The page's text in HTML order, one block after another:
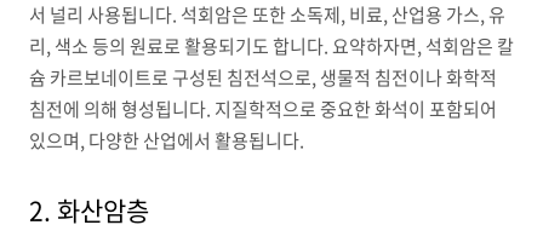
서 널리 사용됩니다. 석회암은 또한 소독제, 비료, 산업용 가스, 유
리, 색소 등의 원료로 활용되기도 합니다. 요약하자면, 석회암은 칼
슘 카르보네이트로 구성된 침전석으로, 생물적 침전이나 화학적
침전에 의해 형성됩니다. 지질학적으로 중요한 화석이 포함되어
있으며, 다양한 산업에서 활용됩니다.
2. 화산암층